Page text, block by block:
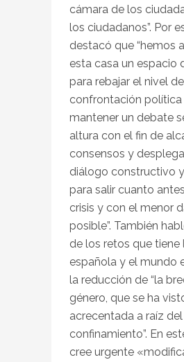
cámara de los
los ciudadanos”. Por
destacó que “hemos
esta casa un espacio
para rebajar el nivel de
confrontación política
mantener un debate
altura con el fin de
consensos y
diálogo constructivo
para salir cuanto
crisis y con el menor
posible”. También
de los retos que tiene
española y el mundo
la reducción de “la
género, que se ha
acrecentada a raíz del
confinamiento”. En
cree urgente